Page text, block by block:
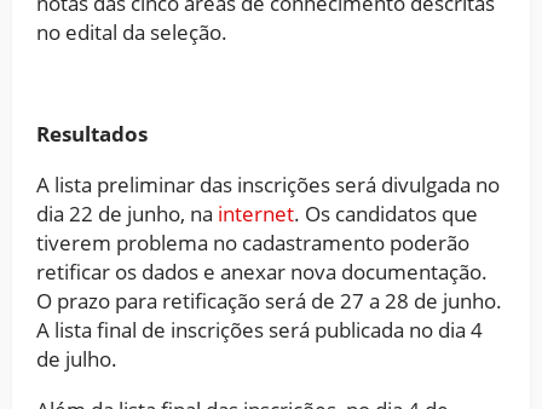
no edital da seleção.
Resultados
A lista preliminar das inscrições será divulgada no
dia 22 de junho, na internet. Os candidatos que
tiverem problema no cadastramento poderão
retificar os dados e anexar nova documentação.
O prazo para retificação será de 27 a 28 de junho.
A lista final de inscrições será publicada no dia 4
de julho.